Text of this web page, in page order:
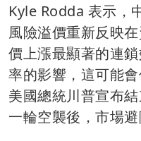
Kyle Rodda 表示，
風險溢價重新反映
價上漲最顯著的連
率的影響，這可能
美國總統川普宣布
一輪空襲後，市場避